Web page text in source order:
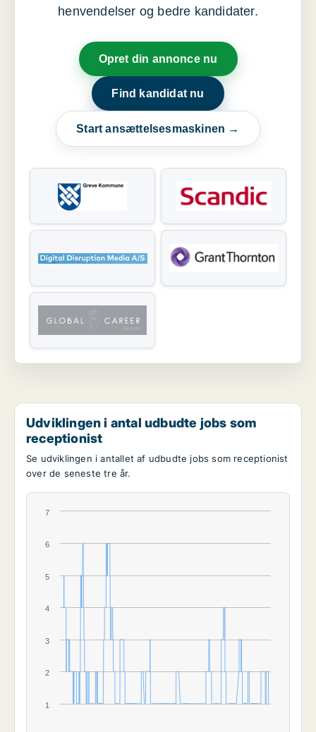
henvendelser og bedre kandidater.
Opret din annonce nu
Find kandidat nu
Start ansættelsesmaskinen →
Udviklingen i antal udbudte jobs som
receptionist
Se udviklingen i antallet af udbudte jobs som receptionist
over de seneste tre år.
1
2
3
4
5
6
7